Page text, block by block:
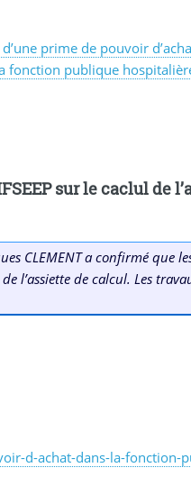
prime de pouvoir
fonction publique
sur le caclul de
CLEMENT a confirmé que
l’assiette de calcul. Les
d-achat-dans-la-fonction-